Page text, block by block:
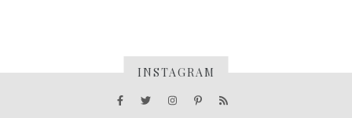
INSTAGRAM